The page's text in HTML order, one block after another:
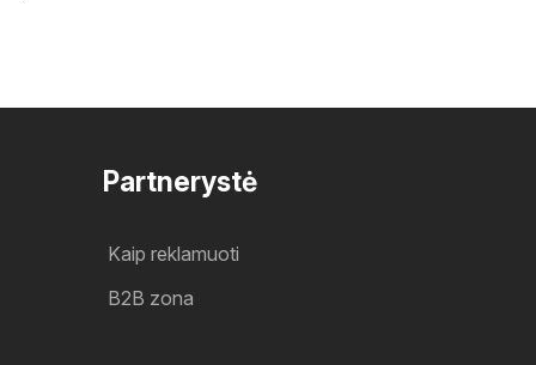
Partnerystė
Kaip reklamuoti
B2B zona